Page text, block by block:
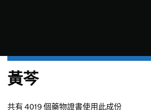
黃芩
共有 4019 個藥物證書使用此成份